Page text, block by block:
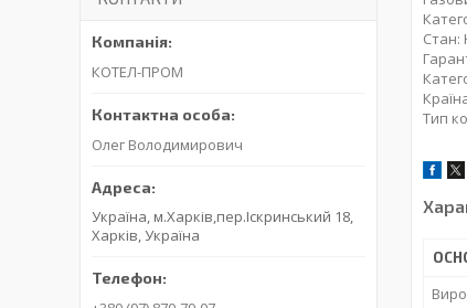
Стан:
Тип
КОТЕЛ-ПРОМ
Олег Володимирович
Україна, м.Харків,пер.Іскринський 18,
Харків, Україна